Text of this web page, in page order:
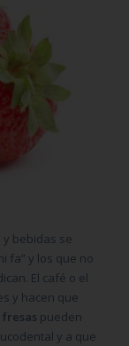
y bebidas se
fa” y los que no
El café o el
y hacen que
fresas pueden
y a que